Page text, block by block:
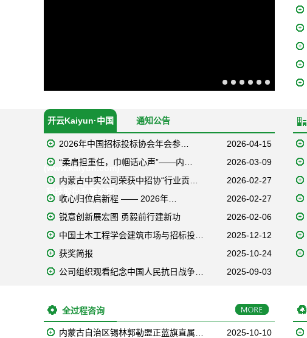
开云Kaiyun·中国
官方网站
(www.kaiyun.com)-
通知公告
2026-04-15
2026年中国招标投标协会年会参…
2026-03-09
“柔肩担重任，巾帼话心声”——内…
2026-02-27
内蒙古中实公司荣获中招协“行业贡…
2026-02-27
收心归位启新程 —— 2026年…
2026-02-06
锐意创新展宏图 勇毅前行建新功
2025-12-12
中国土木工程学会建筑市场与招标投…
2025-10-24
获奖简报
2025-09-03
公司组织观看纪念中国人民抗日战争…
全过程咨询
2025-10-10
内蒙古自治区锡林郭勒盟正蓝旗直属…